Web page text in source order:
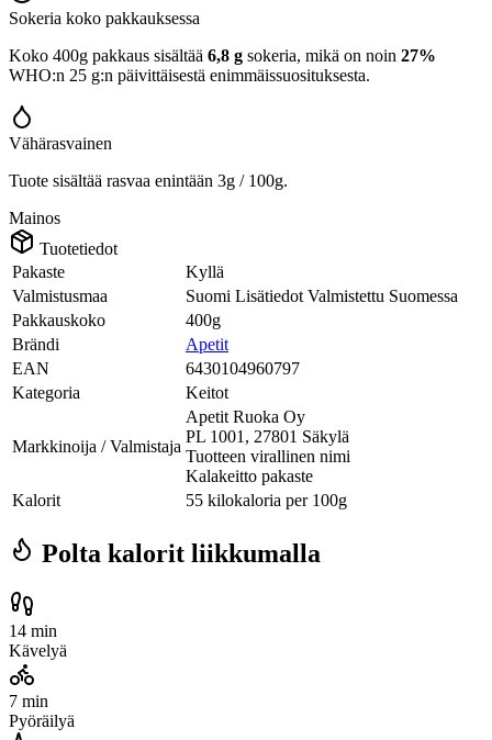
Sokeria koko pakkauksessa
Koko 400g pakkaus sisältää 6,8 g sokeria, mikä on noin 27%
WHO:n 25 g:n päivittäisestä enimmäissuosituksesta.
Vähärasvainen
Tuote sisältää rasvaa enintään 3g / 100g.
Mainos
Tuotetiedot
Pakaste
Kyllä
Valmistusmaa
Suomi Lisätiedot Valmistettu Suomessa
Pakkauskoko
400g
Brändi
Apetit
EAN
6430104960797
Kategoria
Keitot
Markkinoija / Valmistaja
Apetit Ruoka Oy
PL 1001, 27801 Säkylä
Tuotteen virallinen nimi
Kalakeitto pakaste
Kalorit
55 kilokaloria per 100g
Polta kalorit liikkumalla
14 min
Kävelyä
7 min
Pyöräilyä